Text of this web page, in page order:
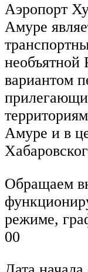
Аэропорт
Амуре
вариантом
Амуре и в
Обращаем
режиме,
00